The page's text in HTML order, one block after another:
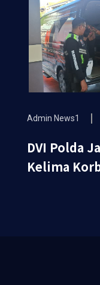
Admin News1
DVI Polda
Kelima